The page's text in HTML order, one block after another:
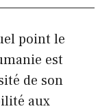
point le
est
de son
aux